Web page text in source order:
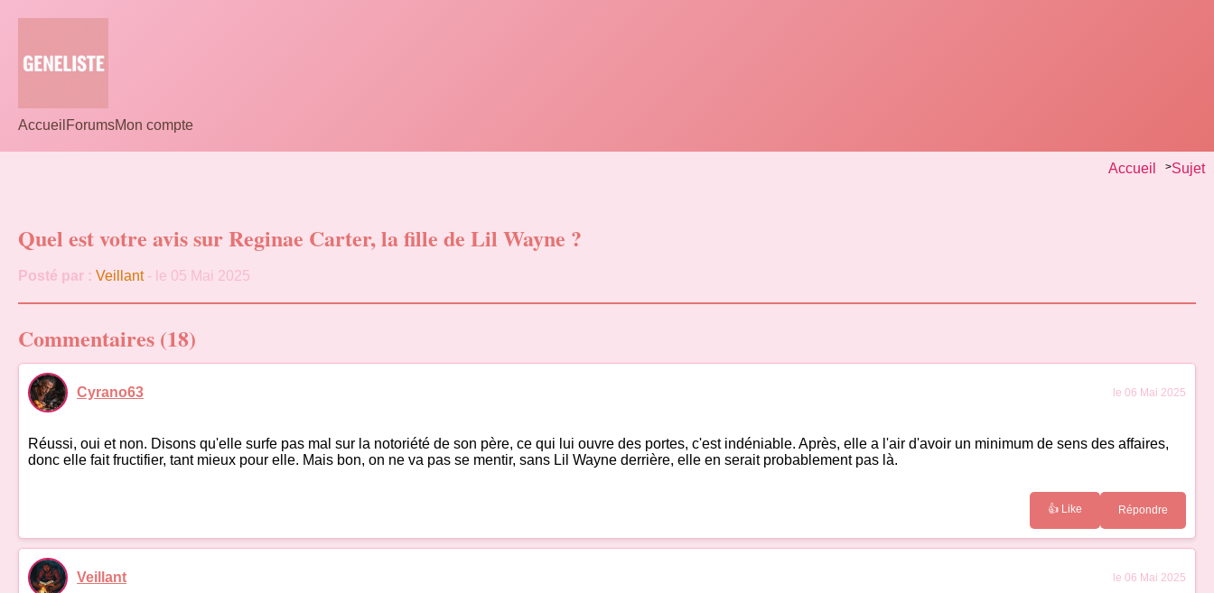
Accueil ForumsMon compte
Accueil >Sujet
Quel est votre avis sur Reginae Carter, la fille de Lil Wayne ?
Posté par : Veillant- le 05 Mai 2025
Commentaires (18)
Cyrano63 le 06 Mai 2025
Réussi, oui et non. Disons qu'elle surfe pas mal sur la notoriété de son père, ce qui lui ouvre des portes, c'est indéniable. Après, elle a l'air d'avoir un minimum de sens des affaires,
donc elle fait fructifier, tant mieux pour elle. Mais bon, on ne va pas se mentir, sans Lil Wayne derrière, elle en serait probablement pas là.
👍 Like Répondre
Veillant le 06 Mai 2025